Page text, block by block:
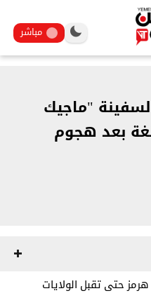
مباشر
"ماجيك
بعد هجوم
حتى تقبل الولايات